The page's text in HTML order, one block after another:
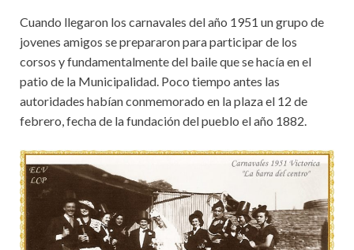
Cuando llegaron los carnavales del año 1951 un grupo de
jovenes amigos se prepararon para participar de los
corsos y fundamentalmente del baile que se hacía en el
patio de la Municipalidad. Poco tiempo antes las
autoridades habían conmemorado en la plaza el 12 de
febrero, fecha de la fundación del pueblo el año 1882.